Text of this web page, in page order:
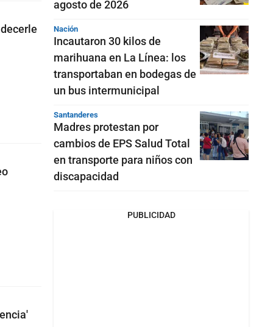
agosto de 2026
Nación
Incautaron 30 kilos de
marihuana en La Línea: los
transportaban en bodegas de
un bus intermunicipal
Santanderes
Madres protestan por
cambios de EPS Salud Total
en transporte para niños con
discapacidad
PUBLICIDAD